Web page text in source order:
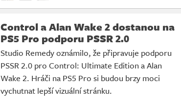
Control a Alan Wake 2 dostanou na
PS5 Pro podporu PSSR 2.0
Studio Remedy oznámilo, že připravuje podporu
PSSR 2.0 pro Control: Ultimate Edition a Alan
Wake 2. Hráči na PS5 Pro si budou brzy moci
vychutnat lepší vizuální stránku.